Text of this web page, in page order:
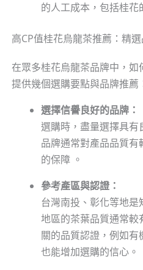
的人工成本，包括桂花
高CP值桂花烏龍茶推薦：精
在眾多桂花烏龍茶品牌中，如
提供幾個選購要點與品牌推薦
選擇信譽良好的品牌：
選購時，盡量選擇具
品牌通常對產品品質
的保障 。
參考產區與認證：
台灣南投、彰化等地
地區的茶葉品質通常較
關的品質認證，例如有
也能增加選購的信心。